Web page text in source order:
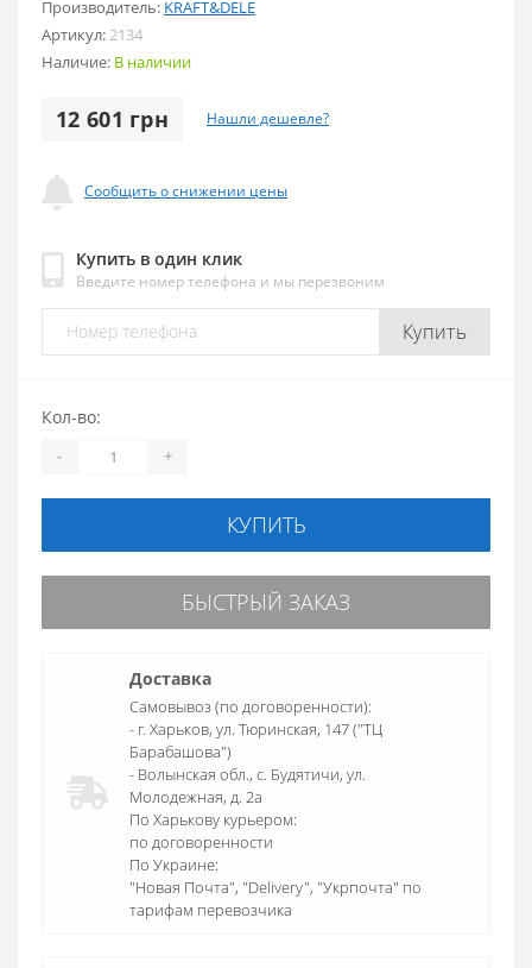
Производитель: KRAFT&DELE
Артикул: 2134
Наличие: В наличии
12 601 грн Нашли дешевле?
Сообщить о снижении цены
Купить в один клик
Введите номер телефона и мы перезвоним
Купить
Кол-во:
- +
КУПИТЬ
БЫСТРЫЙ ЗАКАЗ
Доставка
Самовывоз (по договоренности):
- г. Харьков, ул. Тюринская, 147 ("ТЦ
Барабашова")
- Волынская обл., c. Будятичи, ул.
Молодежная, д. 2а
По Харькову курьером:
по договоренности
По Украине:
"Новая Почта", "Delivery", "Укрпочта" по
тарифам перевозчика